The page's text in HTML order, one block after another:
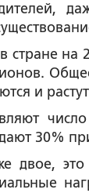
на
и
30%
двое,